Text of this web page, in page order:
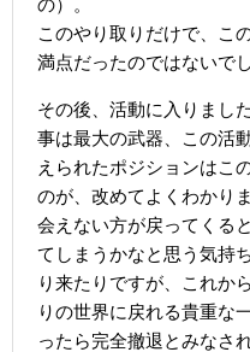
このやり取りだけで、こ
満点だったのではないで
その後、活動に入りまし
事は最大の武器、この活
えられたポジションはこ
のが、改めてよくわかりま
会えない方が戻ってくる
てしまうかなと思う気持
り来たりですが、これか
りの世界に戻れる貴重な
ったら完全撤退とみなさ